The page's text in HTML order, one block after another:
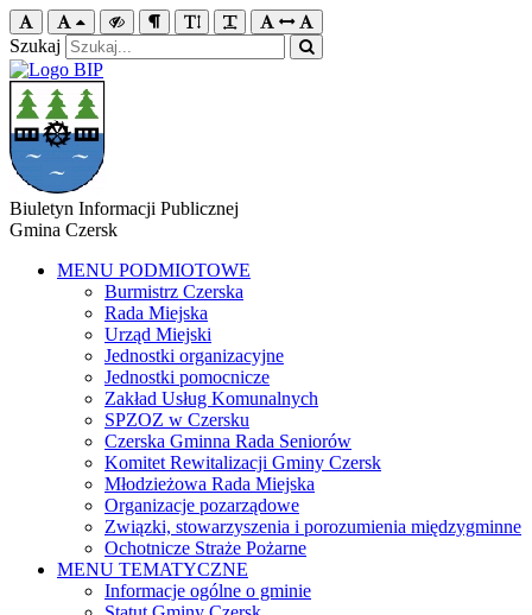
Szukaj
Biuletyn Informacji Publicznej
Gmina Czersk
MENU PODMIOTOWE
Burmistrz Czerska
Rada Miejska
Urząd Miejski
Jednostki organizacyjne
Jednostki pomocnicze
Zakład Usług Komunalnych
SPZOZ w Czersku
Czerska Gminna Rada Seniorów
Komitet Rewitalizacji Gminy Czersk
Młodzieżowa Rada Miejska
Organizacje pozarządowe
Związki, stowarzyszenia i porozumienia międzygminne
Ochotnicze Straże Pożarne
MENU TEMATYCZNE
Informacje ogólne o gminie